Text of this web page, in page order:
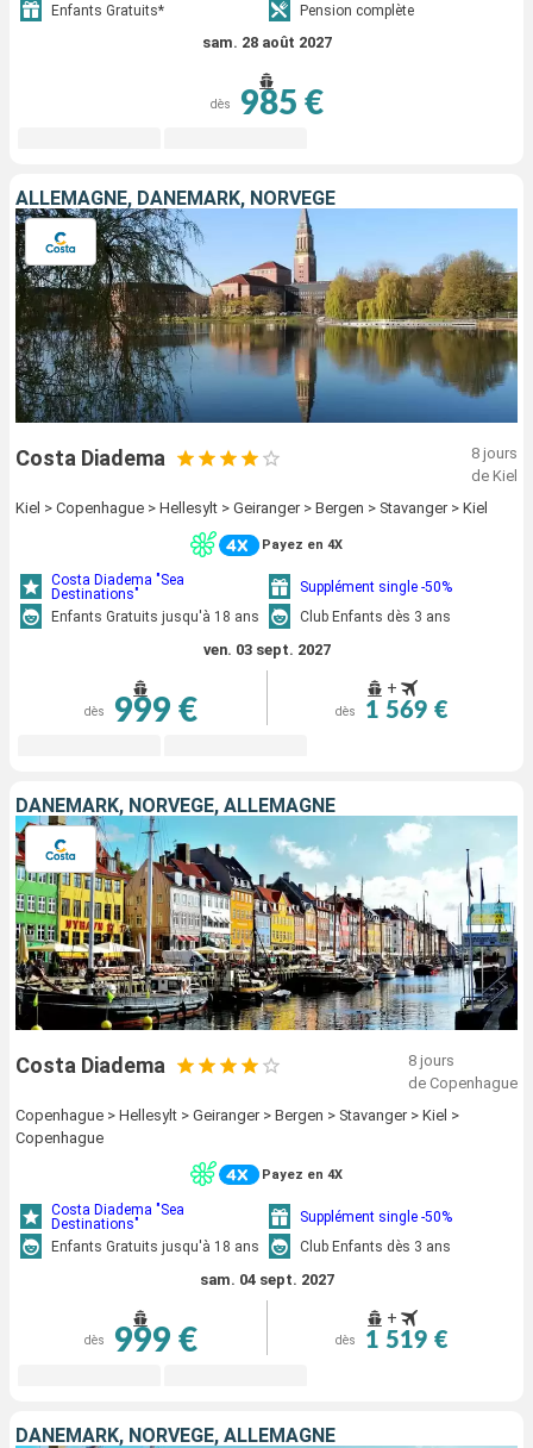
Enfants Gratuits*
Pension complète
sam. 28 août 2027
dès 985 €
ALLEMAGNE, DANEMARK, NORVÈGE
Costa Diadema
8 jours
de Kiel
Kiel > Copenhague > Hellesylt > Geiranger > Bergen > Stavanger > Kiel
Payez en 4X
Costa Diadema "Sea
Destinations"
Supplément single -50%
Enfants Gratuits jusqu'à 18 ans
Club Enfants dès 3 ans
ven. 03 sept. 2027
dès 999 €
+
dès 1 569 €
DANEMARK, NORVÈGE, ALLEMAGNE
Costa Diadema
8 jours
de Copenhague
Copenhague > Hellesylt > Geiranger > Bergen > Stavanger > Kiel >
Copenhague
Payez en 4X
Costa Diadema "Sea
Destinations"
Supplément single -50%
Enfants Gratuits jusqu'à 18 ans
Club Enfants dès 3 ans
sam. 04 sept. 2027
dès 999 €
+
dès 1 519 €
DANEMARK, NORVÈGE, ALLEMAGNE